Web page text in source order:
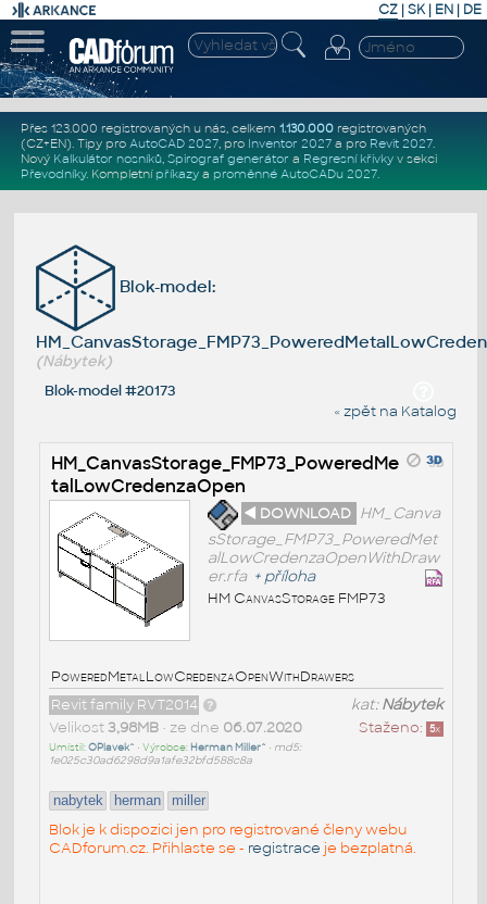
CZ | SK| EN | DE
Přes 123.000 registrovaných u nás, celkem 1.130.000registrovaných
(CZ+EN). Tipy pro AutoCAD 2027, pro Inventor 2027a pro Revit 2027.
Nový Kalkulátor nosníků, Spirograf generátor a Regresní křivkyv sekci
Převodníky. Kompletní příkazya proměnné AutoCADu 2027.
Blok-model:
(Nábytek)
Blok-model #20173
« zpět na Katalog
HM_CanvasStorage_FMP73_PoweredMe
talLowCredenzaOpen
◄ DOWNLOAD HM_Canva
sStorage_FMP73_PoweredMet
alLowCredenzaOpenWithDraw
er.rfa + příloha
HM CanvasStorage FMP73
PoweredMetalLowCredenzaOpenWithDrawers
kat:Nábytek
Revit family RVT2014
Staženo: 5x
Velikost3,98MB• ze dne 06.07.2020
Umístil:OPlavek^ • Výrobce: Herman Miller^ • md5:
1e025c30ad6298d9a1afe32bfd588c8a
nabytek herman miller
Blok je k dispozici jen pro registrované členy webu
CADforum.cz. Přihlaste se - registrace je bezplatná.